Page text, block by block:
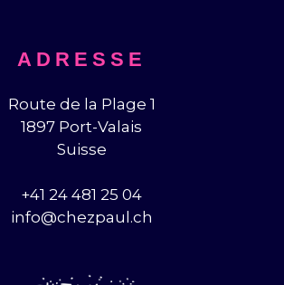
ADRESSE
Route de la Plage 1
1897 Port-Valais
Suisse
+41 24 481 25 04
info@chezpaul.ch